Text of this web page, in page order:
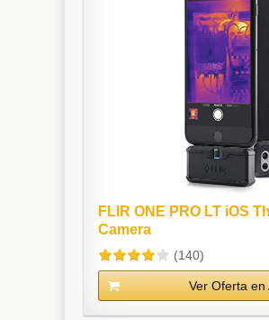
FLIR ONE PRO LT iOS
Camera
(140)
Ver Oferta en